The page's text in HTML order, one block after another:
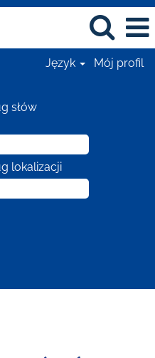
Język Mój profil
słów
lokalizacji